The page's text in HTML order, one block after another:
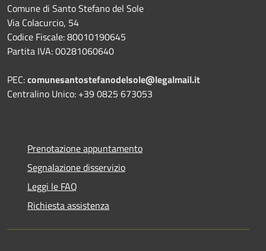
Comune di Santo Stefano del Sole
Via Colacurcio, 54
Codice Fiscale: 80010190645
Partita IVA: 00281060640
PEC:comunesantostefanodelsole@legalmail.it
Centralino Unico: +39 0825 673053
Prenotazione appuntamento
Segnalazione disservizio
Leggi le FAQ
Richiesta assistenza